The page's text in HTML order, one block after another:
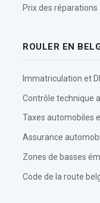
Prix des
ROULER EN
Immatriculation et
Contrôle technique
Taxes automobiles
Assurance
Zones de basses
Code de la route